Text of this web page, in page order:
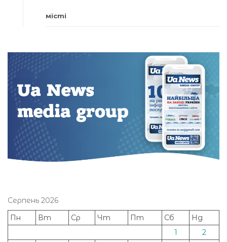
місті
Серпень 2026
Пн
Вт Ср Чт Пт Сб
Нд
1
2